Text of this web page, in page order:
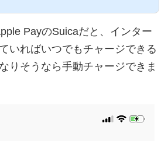
PayのSuicaだと、インター
いればいつでもチャージできる
りそうなら手動チャージできま